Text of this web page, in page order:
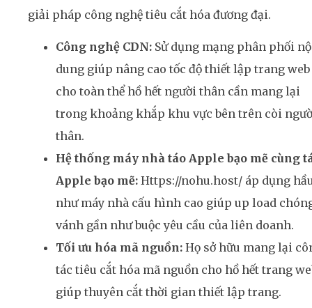
giải pháp công nghệ tiêu cắt hóa đương đại.
Công nghệ CDN: Sử dụng mạng phân phối
dung giúp nâng cao tốc độ thiết lập trang web
cho toàn thể hồ hết người thân cần mang lại
trong khoảng khắp khu vực bên trên còi
thân.
Hệ thống máy nhà táo Apple bạo mẽ cùng
Apple bạo mẽ: Https://nohu.host/ áp dụng
như máy nhà cấu hình cao giúp up load
vánh gần như buộc yêu cầu của liên doanh.
Tối ưu hóa mã nguồn: Họ sở hữu mang lại
tác tiêu cắt hóa mã nguồn cho hồ hết trang
giúp thuyên cắt thời gian thiết lập trang.